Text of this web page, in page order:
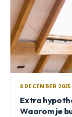
8 DECEMBER
Extra
Waarom je